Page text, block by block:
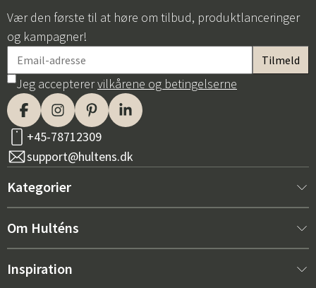
Vær den første til at høre om tilbud, produktlanceringer
og kampagner!
Jeg accepterervilkårene og betingelserne
+45-78712309
support@hultens.dk
Kategorier
Nyt hos os
Om Hulténs
Om Hulténs
Inspiration